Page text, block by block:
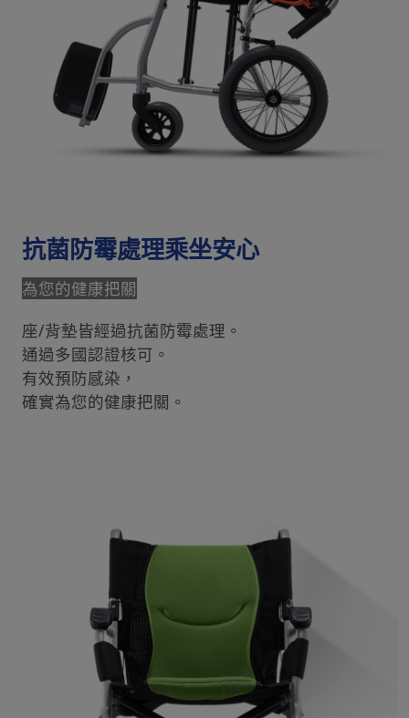
抗菌防霉處理乘坐安心
為您的健康把關
座/背墊皆經過抗菌防霉處理。
通過多國認證核可。
有效預防感染，
確實為您的健康把關。